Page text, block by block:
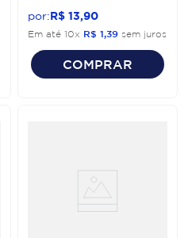
R$ 13 90
Em até 10x R$ 1 39 sem juros
COMPRAR